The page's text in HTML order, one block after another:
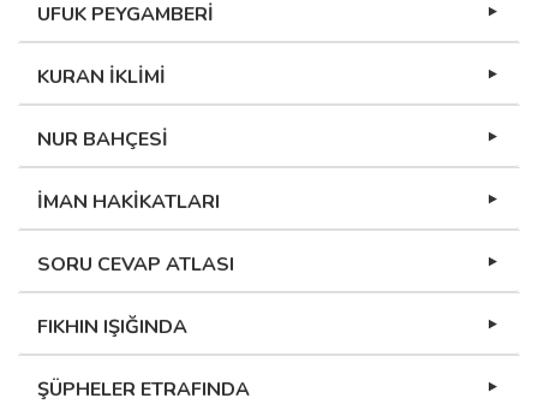
UFUK PEYGAMBERİ
KURAN İKLİMİ
NUR BAHÇESİ
İMAN HAKİKATLARI
SORU CEVAP ATLASI
FIKHIN IŞIĞINDA
ŞÜPHELER ETRAFINDA